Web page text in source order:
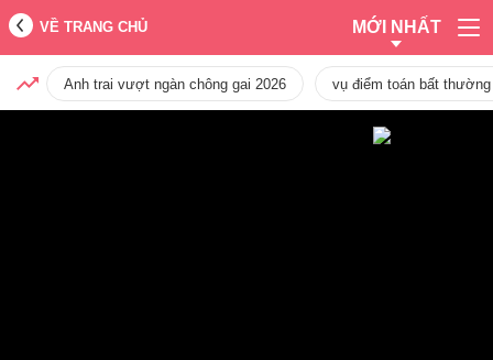
VỀ TRANG CHỦ MỚI NHẤT
Anh trai vượt ngàn chông gai 2026 vụ điểm toán bất